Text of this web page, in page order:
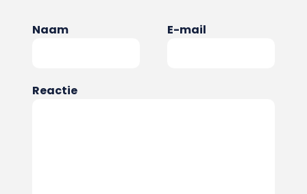
Naam E-mail
Reactie